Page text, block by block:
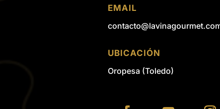
EMAIL
UBICACIÓN
Oropesa (Toledo)